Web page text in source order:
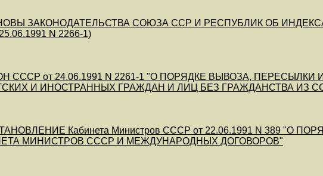
ЗАКОНОДАТЕЛЬСТВА СОЮЗА ССР И РЕСПУБЛИК ОБ
N 2266-1)
СССР от 24.06.1991 N 2261-1 "О ПОРЯДКЕ ВЫВОЗА,
И ИНОСТРАННЫХ ГРАЖДАН И ЛИЦ БЕЗ ГРАЖДАНСТВА ИЗ
Кабинета Министров СССР от 22.06.1991 N 389 "О
МИНИСТРОВ СССР И МЕЖДУНАРОДНЫХ ДОГОВОРОВ"